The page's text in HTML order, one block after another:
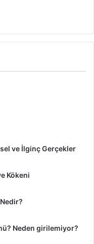
ve İlginç Gerçekler
Kökeni
Neden girilemiyor?